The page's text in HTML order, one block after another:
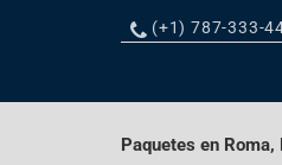
Teléfono
(+1) 787-333-
Paquetes en Roma,